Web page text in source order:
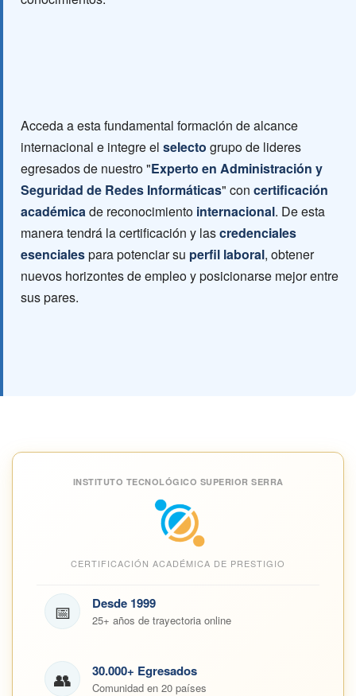
Acceda a esta fundamental formación de alcance
internacional e integre el selecto grupo de lideres
egresados de nuestro "Experto en Administración y
Seguridad de Redes Informáticas" con certificación
académicade reconocimiento internacional. De esta
manera tendrá la certificación y lascredenciales
esencialespara potenciar su perfil laboral, obtener
nuevos horizontes de empleo y posicionarse mejor entre
sus pares.
INSTITUTO TECNOLÓGICO SUPERIOR SERRA
CERTIFICACIÓN ACADÉMICA DE PRESTIGIO
📅 Desde 1999
25+ años de trayectoria online
👥 30.000+ Egresados
Comunidad en 20 países